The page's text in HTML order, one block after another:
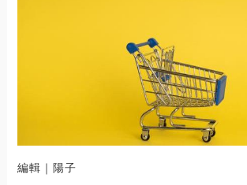
編輯｜陽子